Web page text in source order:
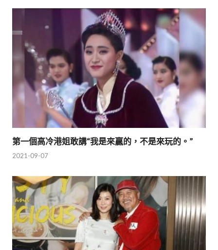
第一個高冷港姐敢講“我是來贏的，不是來玩的。”
2021-09-07